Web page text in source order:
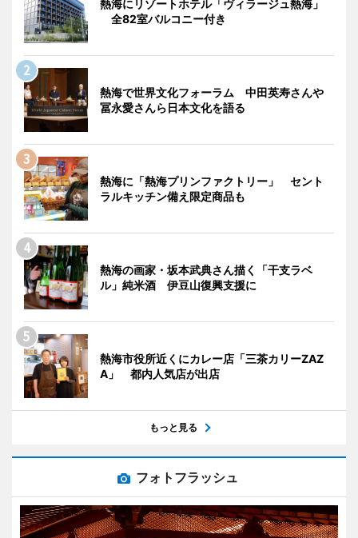
熱海にリゾートホテル「ヴィラージュ熱海」
全82室バルコニー付き
熱海で世界文化フォーラム 中田英寿さんや
冨永愛さんら日本文化を語る
熱海に「熱海プリンファクトリー」 セント
ラルキッチン備え限定商品も
熱海の画家・坂本武典さん描く「干支ラベ
ル」純米酒 伊豆山復興支援に
熱海市役所近くにカレー店「三茶カリーZAZ
A」 都内人気店が出店
もっと見る
フォトフラッシュ